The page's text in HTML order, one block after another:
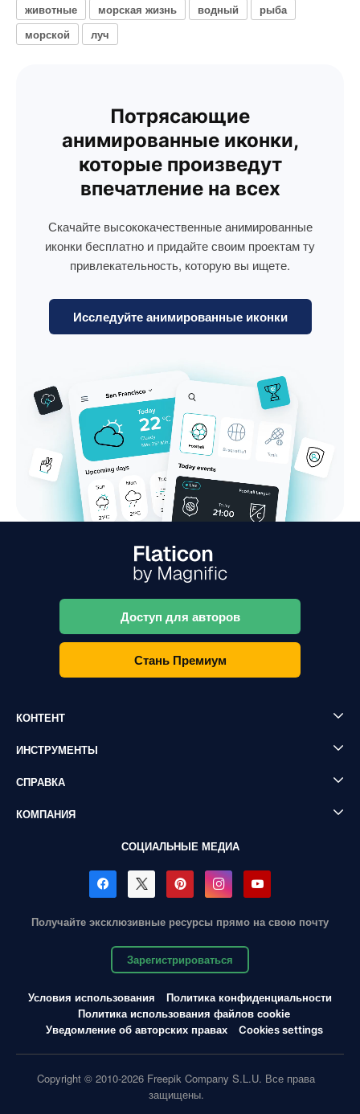
животные морская жизнь водный
рыба
морской
луч
Потрясающие
анимированные иконки,
которые произведут
впечатление на всех
Скачайте высококачественные анимированные
иконки бесплатно и придайте своим проектам ту
привлекательность, которую вы ищете.
Исследуйте анимированные иконки
Доступ для авторов
Стань Премиум
КОНТЕНТ
ИНСТРУМЕНТЫ
СПРАВКА
КОМПАНИЯ
СОЦИАЛЬНЫЕ МЕДИА
Получайте эксклюзивные ресурсы прямо на свою почту
Зарегистрироваться
Условия использования
Политика конфиденциальности
Политика использования файлов cookie
Уведомление об авторских правах
Cookies settings
Copyright © 2010-2026 Freepik Company S.L.U. Все права
защищены.